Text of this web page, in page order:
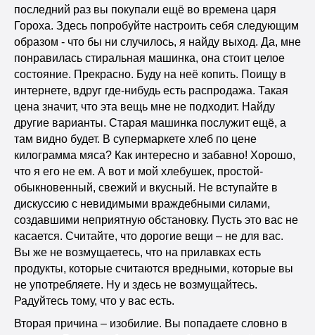
последний раз вы покупали ещё во времена царя
Гороха. Здесь попробуйте настроить себя следующим
образом - что бы ни случилось, я найду выход. Да, мне
понравилась стиральная машинка, она стоит целое
состояние. Прекрасно. Буду на неё копить. Поищу в
интернете, вдруг где-нибудь есть распродажа. Такая
цена значит, что эта вещь мне не подходит. Найду
другие варианты. Старая машинка послужит ещё, а
там видно будет. В супермаркете хлеб по цене
килограмма мяса? Как интересно и забавно! Хорошо,
что я его не ем. А вот и мой хлебушек, простой-
обыкновенный, свежий и вкусный. Не вступайте в
дискуссию с невидимыми враждебными силами,
создавшими неприятную обстановку. Пусть это вас не
касается. Считайте, что дорогие вещи – не для вас.
Вы же не возмущаетесь, что на прилавках есть
продукты, которые считаются вредными, которые вы
не употребляете. Ну и здесь не возмущайтесь.
Радуйтесь тому, что у вас есть.
Вторая причина – изобилие. Вы попадаете словно в